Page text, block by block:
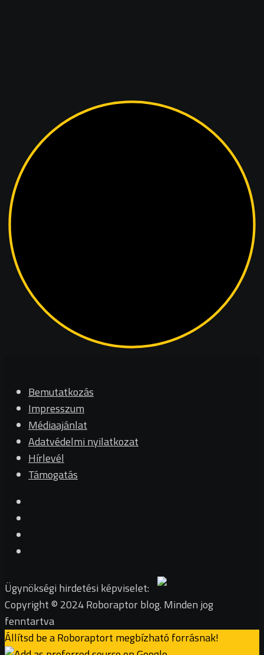
Bemutatkozás
Impresszum
Médiaajánlat
Adatvédelmi nyilatkozat
Hírlevél
Támogatás
Ügynökségi hirdetési képviselet:
Copyright © 2024 Roboraptor blog. Minden jog
fenntartva
Állítsd be a Roboraptort megbízható forrásnak!